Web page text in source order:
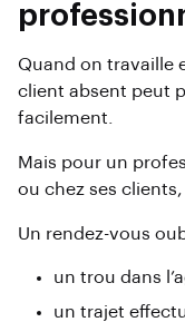
Quand on travaille
client absent peut
facilement.
Mais pour un
ou chez ses
Un rendez-vous
un trou dans
un trajet